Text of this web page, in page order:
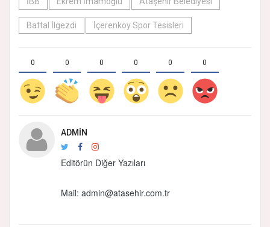
Battal İlgezdi İçerenköy Spor Tesisleri
0 0 0 0 0 0
ADMIN
Editörün Diğer Yazıları
Mail: admin@atasehir.com.tr